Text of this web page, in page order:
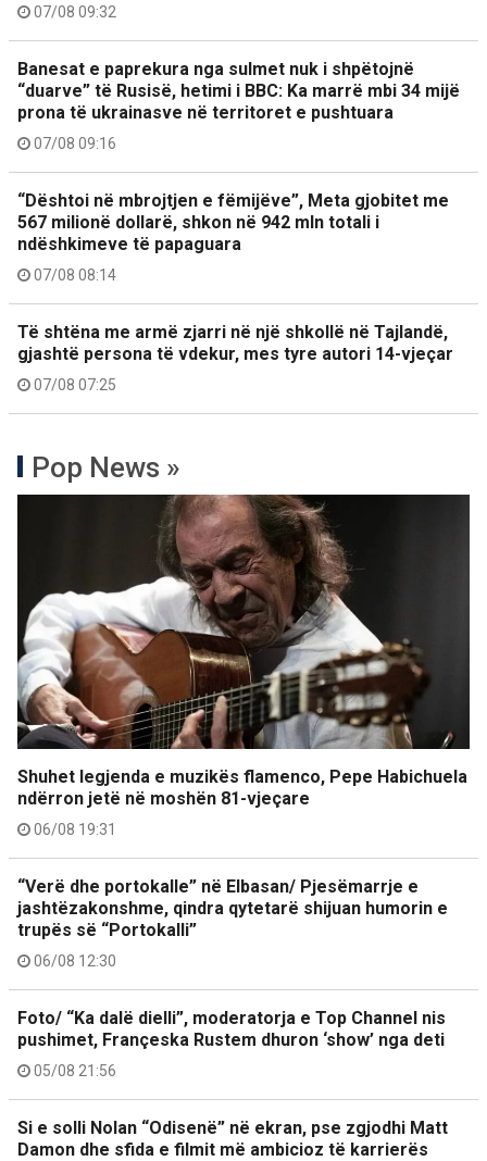
07/08 09:32
Banesat e paprekura nga sulmet nuk i shpëtojnë
“duarve” të Rusisë, hetimi i BBC: Ka marrë mbi 34 mijë
prona të ukrainasve në territoret e pushtuara
07/08 09:16
“Dështoi në mbrojtjen e fëmijëve”, Meta gjobitet me
567 milionë dollarë, shkon në 942 mln totali i
ndëshkimeve të papaguara
07/08 08:14
Të shtëna me armë zjarri në një shkollë në Tajlandë,
gjashtë persona të vdekur, mes tyre autori 14-vjeçar
07/08 07:25
Pop News »
Shuhet legjenda e muzikës flamenco, Pepe Habichuela
ndërron jetë në moshën 81-vjeçare
06/08 19:31
“Verë dhe portokalle” në Elbasan/ Pjesëmarrje e
jashtëzakonshme, qindra qytetarë shijuan humorin e
trupës së “Portokalli”
06/08 12:30
Foto/ “Ka dalë dielli”, moderatorja e Top Channel nis
pushimet, Françeska Rustem dhuron ‘show’ nga deti
05/08 21:56
Si e solli Nolan “Odisenë” në ekran, pse zgjodhi Matt
Damon dhe sfida e filmit më ambicioz të karrierës